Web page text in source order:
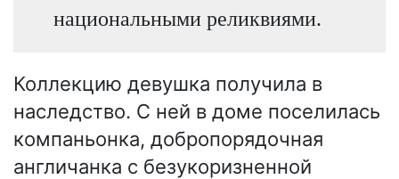
национальными реликвиями.
Коллекцию девушка получила в
наследство. С ней в доме поселилась
компаньонка, добропорядочная
англичанка с безукоризненной